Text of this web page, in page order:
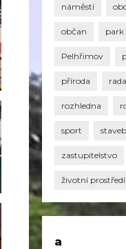
náměstí
občan park
Pelhřimov
příroda rada
rozhledna
sport
zastupitelstvo
životní prostředí
a